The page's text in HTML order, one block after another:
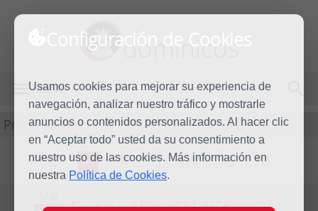
Configuración de Cookies
Usamos cookies para mejorar su experiencia de
navegación, analizar nuestro tráfico y mostrarle
anuncios o contenidos personalizados. Al hacer clic
en “Aceptar todo” usted da su consentimiento a
nuestro uso de las cookies. Más información en
nuestra Política de Cookies.
dominicos
MENÚ
Predicación
L M X J V S D